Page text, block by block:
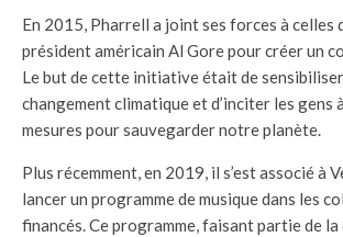
En 2015, Pharrell a joint ses forces à celles
président américain Al Gore pour créer un
Le but de cette initiative était de sensibiliser
changement climatique et d’inciter les gens
mesures pour sauvegarder notre planète.
Plus récemment, en 2019, il s’est associé à
lancer un programme de musique dans les
financés. Ce programme, faisant partie de la